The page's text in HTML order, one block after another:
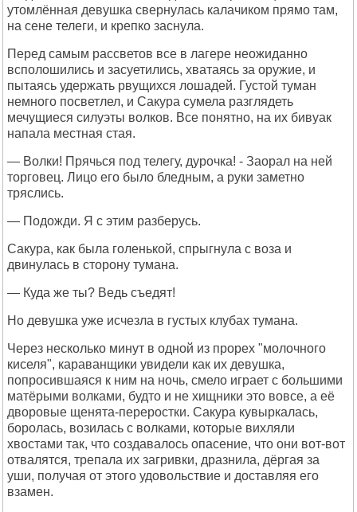
утомлённая девушка свернулась калачиком прямо там,
на сене телеги, и крепко заснула.
Перед самым рассветов все в лагере неожиданно
всполошились и засуетились, хватаясь за оружие, и
пытаясь удержать рвущихся лошадей. Густой туман
немного посветлел, и Сакура сумела разглядеть
мечущиеся силуэты волков. Все понятно, на их бивуак
напала местная стая.
— Волки! Прячься под телегу, дурочка! - Заорал на ней
торговец. Лицо его было бледным, а руки заметно
тряслись.
— Подожди. Я с этим разберусь.
Сакура, как была голенькой, спрыгнула с воза и
двинулась в сторону тумана.
— Куда же ты? Ведь съедят!
Но девушка уже исчезла в густых клубах тумана.
Через несколько минут в одной из прорех "молочного
киселя", караванщики увидели как их девушка,
попросившаяся к ним на ночь, смело играет с большими
матёрыми волками, будто и не хищники это вовсе, а её
дворовые щенята-переростки. Сакура кувыркалась,
боролась, возилась с волками, которые вихляли
хвостами так, что создавалось опасение, что они вот-вот
отвалятся, трепала их загривки, дразнила, дёргая за
уши, получая от этого удовольствие и доставляя его
взамен.